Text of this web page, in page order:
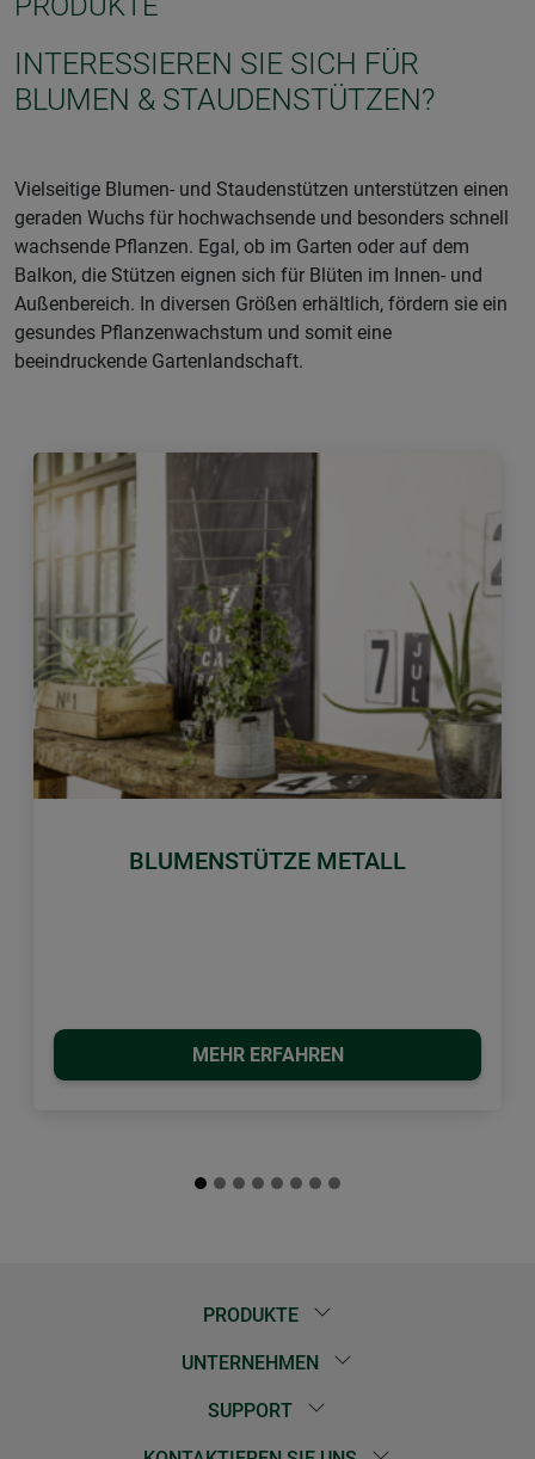
INTERESSIEREN SIE SICH FÜR
BLUMEN & STAUDENSTÜTZEN?
Vielseitige Blumen- und Staudenstützen unterstützen einen
geraden Wuchs für hochwachsende und besonders schnell
wachsende Pflanzen. Egal, ob im Garten oder auf dem
Balkon, die Stützen eignen sich für Blüten im Innen- und
Außenbereich. In diversen Größen erhältlich, fördern sie ein
gesundes Pflanzenwachstum und somit eine
beeindruckende Gartenlandschaft.
BLUMENSTÜTZE METALL
MEHR ERFAHREN
Zurück Weiter
PRODUKTE
UNTERNEHMEN
SUPPORT